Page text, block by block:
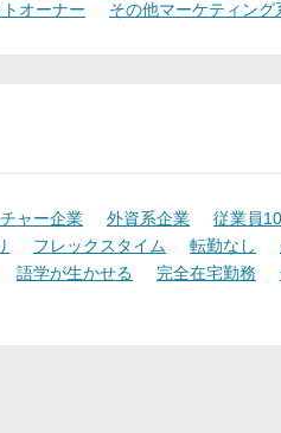
オーナー
その他マーケティング
ャー企業 外資系企業 従業員
フレックスタイム 転勤なし
語学が生かせる 完全在宅勤務